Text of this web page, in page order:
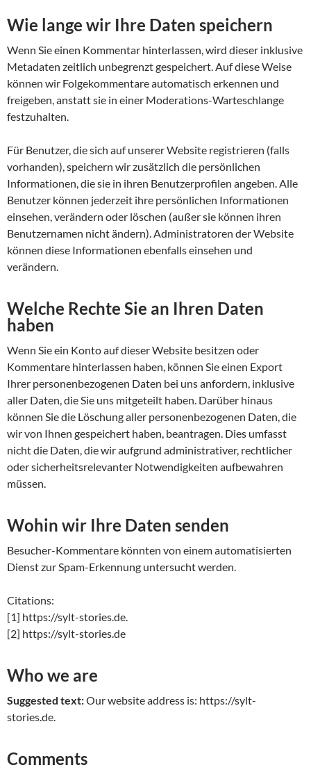
Wie lange wir Ihre Daten speichern
Wenn Sie einen Kommentar hinterlassen, wird dieser inklusive
Metadaten zeitlich unbegrenzt gespeichert. Auf diese Weise
können wir Folgekommentare automatisch erkennen und
freigeben, anstatt sie in einer Moderations-Warteschlange
festzuhalten.
Für Benutzer, die sich auf unserer Website registrieren (falls
vorhanden), speichern wir zusätzlich die persönlichen
Informationen, die sie in ihren Benutzerprofilen angeben. Alle
Benutzer können jederzeit ihre persönlichen Informationen
einsehen, verändern oder löschen (außer sie können ihren
Benutzernamen nicht ändern). Administratoren der Website
können diese Informationen ebenfalls einsehen und
verändern.
Welche Rechte Sie an Ihren Daten
haben
Wenn Sie ein Konto auf dieser Website besitzen oder
Kommentare hinterlassen haben, können Sie einen Export
Ihrer personenbezogenen Daten bei uns anfordern, inklusive
aller Daten, die Sie uns mitgeteilt haben. Darüber hinaus
können Sie die Löschung aller personenbezogenen Daten, die
wir von Ihnen gespeichert haben, beantragen. Dies umfasst
nicht die Daten, die wir aufgrund administrativer, rechtlicher
oder sicherheitsrelevanter Notwendigkeiten aufbewahren
müssen.
Wohin wir Ihre Daten senden
Besucher-Kommentare könnten von einem automatisierten
Dienst zur Spam-Erkennung untersucht werden.
Citations:
[1] https://sylt-stories.de.
[2] https://sylt-stories.de
Who we are
Suggested text:Our website address is: https://sylt-
stories.de.
Comments